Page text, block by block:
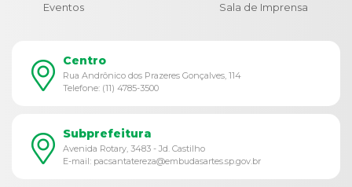
Eventos
Sala de Imprensa
Centro
Rua Andrônico dos Prazeres Gonçalves, 114
Telefone: (11) 4785-3500
Subprefeitura
Avenida Rotary, 3483 - Jd. Castilho
E-mail: pacsantatereza@embudasartes.sp.gov.br